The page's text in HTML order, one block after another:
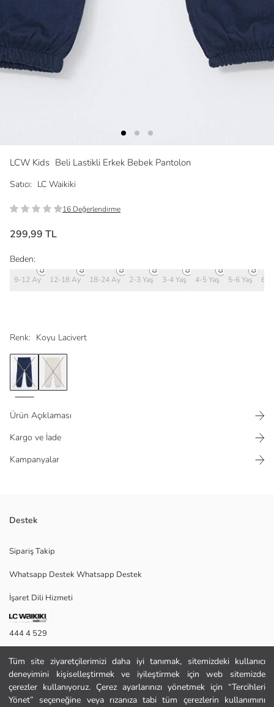
Tüm site ziyaretçilerimizi daha iyi tanımak, sitemizdeki kullanıcı
deneyimini kişiselleştirmek ve iyileştirmek için web sitemizde
çerezler kullanıyoruz. Çerez ayarlarınızı yönetmek için “Tercihleri
Yönet” seçeneğine veya rızanıza tabi tüm çerezlerin kullanımını
LCW Kids Beli Lastikli Erkek Bebek Pantolon
Satıcı: LC Waikiki
16 Değerlendirme
299,99 TL
Renk: Koyu Lacivert
Beden:
9-12 Ay 12-18 Ay 18-24 Ay 2-3 Yaş 3-4 Yaş 4-5 Yaş 5-6 Yaş 6-7
Ürün Açıklaması
Kargo ve İade
Kampanyalar
kumaştan üretilmiştir. Beli ve paçaları lastiklidir, yan cepleri bulunur.
1.Astar:
Ana Kumaş:
Menşei:
Satıcı:
Marka:
Cinsiyet:
Kalıp:
Kumaş:
Bel Fiti:
Destek
Sipariş Takip
Whatsapp Destek Whatsapp Destek
İşaret Dili Hizmeti
444 4 529
İletişim Formu
444 4 529